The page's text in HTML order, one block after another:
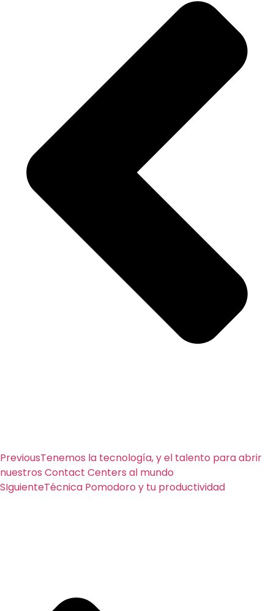
PreviousTenemos la tecnología, y el talento para abrir
nuestros Contact Centers al mundo
SIguienteTécnica Pomodoro y tu productividad